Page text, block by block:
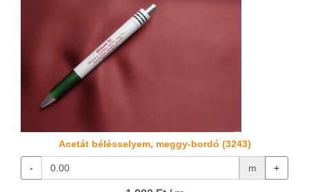
Acetát bélésselyem, meggy-bordó (3243)
- m +